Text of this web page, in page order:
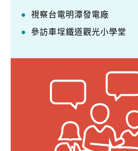
視察台電明潭發電廠
參訪車埕鐵道觀光小學堂